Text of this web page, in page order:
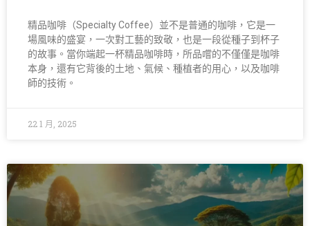
精品咖啡（Specialty Coffee）並不是普通的咖啡，它是一
場風味的盛宴，一次對工藝的致敬，也是一段從種子到杯子
的故事。當你端起一杯精品咖啡時，所品嚐的不僅僅是咖啡
本身，還有它背後的土地、氣候、種植者的用心，以及咖啡
師的技術。
22 1 月, 2025